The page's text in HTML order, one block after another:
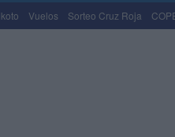
Vuelos Sorteo Cruz Roja